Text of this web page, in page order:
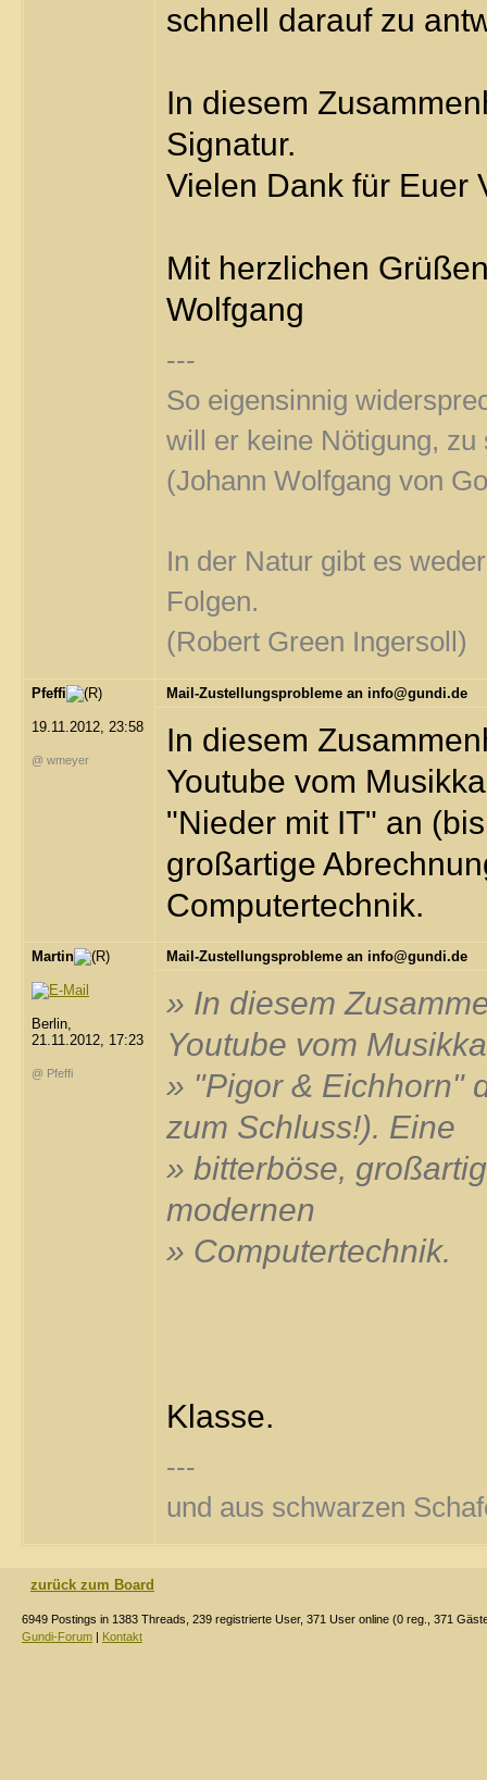
schnell darauf zu
In diesem
Signatur.
Vielen Dank für Euer
Mit herzlichen
Wolfgang
---
So eigensinnig
will er keine Nötigung,
(Johann Wolfgang von
In der Natur gibt es
Folgen.
(Robert Green Ingersoll)
Pfeffi
19.11.2012, 23:58
@ wmeyer
Mail-Zustellungsprobleme an info@gundi.de
In diesem
Youtube vom
"Nieder mit IT" an
großartige
Computertechnik.
Martin
Berlin,
21.11.2012, 17:23
@ Pfeffi
Mail-Zustellungsprobleme an info@gundi.de
» In diesem
Youtube vom
» "Pigor & Eichhorn"
zum Schluss!). Eine
» bitterböse,
modernen
» Computertechnik.
Klasse.
---
und aus schwarzen
zurück zum Board
6949 Postings in 1383 Threads, 239 registrierte User, 371 User online (0 reg., 371
Gundi-Forum | Kontakt